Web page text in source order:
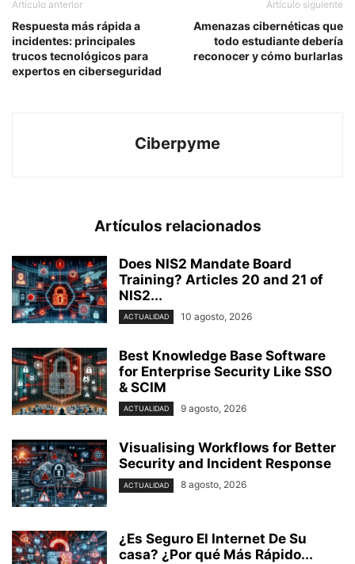
Artículo anterior
Respuesta más rápida a
incidentes: principales
trucos tecnológicos para
expertos en ciberseguridad
Artículo siguiente
Amenazas cibernéticas que
todo estudiante debería
reconocer y cómo burlarlas
Ciberpyme
Artículos relacionados
Does NIS2 Mandate Board
Training? Articles 20 and 21 of
NIS2...
ACTUALIDAD 10 agosto, 2026
Best Knowledge Base Software
for Enterprise Security Like SSO
& SCIM
ACTUALIDAD 9 agosto, 2026
Visualising Workflows for Better
Security and Incident Response
ACTUALIDAD 8 agosto, 2026
¿Es Seguro El Internet De Su
casa? ⁢¿Por qué Más Rápido...